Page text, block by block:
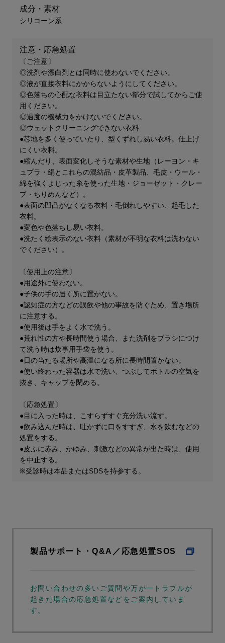
成分・素材
シリコーン系
注意・応急処置
〔ご注意〕
◎洗剤や漂白剤とは同時に使わないでください。
◎液が直接衣料にかからないようにしてください。
◎色落ちの心配な衣料は目立たない部分で試してからご使
用ください。
◎過度の機械力をかけないでください。
◎ウェットクリーニングできない衣料
●芯地を多く使っていたり、型くずれし易い衣料。仕上げ
にくい衣料。
●縮んだり、表面変化しそうな素材や生地（レーヨン・キ
ュプラ・絹とこれらの混紡品・皮革製品、毛皮・ウール・
綿を強くよじった糸を使った生地・ジョーゼット・クレー
プ・ちりめんなど）。
●表面の凹凸がなくなる衣料・毛倒れしやすい、起毛した
衣料。
●変色や色落ちし易い衣料。
●洗たく絵表示のない衣料（素材が不明な衣料は洗わない
でください）。
〔使用上の注意〕
●用途外に使わない。
●子供の手の届く所に置かない。
●認知症の方などの誤飲や他の事故を防ぐため、置き場所
に注意する。
●使用後は手をよく水で洗う。
●荒れ性の方や長時間使う場合、また洗剤をブラシにつけ
て洗う時は炊事用手袋を使う。
●日の当たる場所や高温になる所に長時間置かない。
●使い終わった容器は水で洗い、つぶしてボトルの空気を
抜き、キャップを閉める。
〔応急処置〕
●目に入った時は、こすらずすぐ充分洗い流す。
●飲み込んだ時は、吐かずに口をすすぎ、水を飲むなどの
処置をする。
●皮ふに赤み、かゆみ、刺激などの異常が出た時は、使用
を中止する。
※受診時は本品またはSDSを持参する。
製品サポート・Q&A／応急処置SOS
お問い合わせの多いご質問や万が一トラブルが
起きた場合の応急処置などをご案内していま
す。